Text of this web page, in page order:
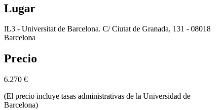
Lugar
IL3 - Universitat de Barcelona. C/ Ciutat de Granada, 131 - 08018
Barcelona
Precio
6.270 €
(El precio incluye tasas administrativas de la Universidad de
Barcelona)